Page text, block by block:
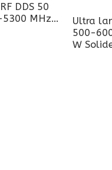
DDS 50
MHz…
Ultra
500-
W